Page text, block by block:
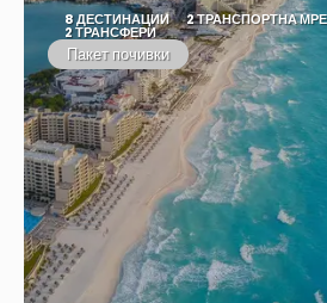
8 ДЕСТИНАЦИИ 2 ТРАНСПОРТНА
2 ТРАНСФЕРИ
Пакет почивки